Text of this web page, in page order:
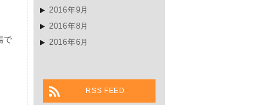
で
2016年9月
2016年8月
2016年6月
RSS FEED